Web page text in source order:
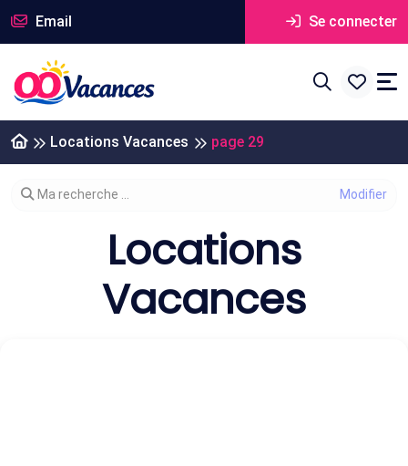
Email Se connecter
Locations Vacances page 29
Modifier votre recherche
Ma recherche ...
Locations
Vacances